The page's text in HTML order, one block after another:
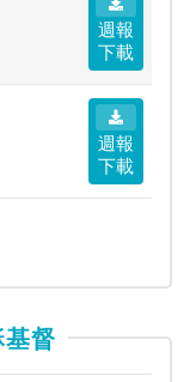
週報
下載
週報
下載
督